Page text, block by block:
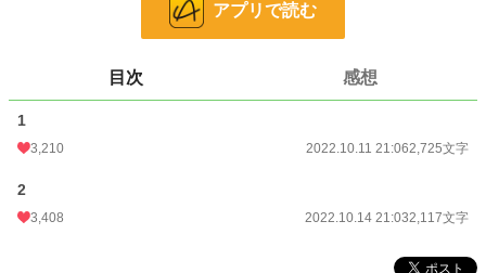
889 位 / 66,405 件
お気に入り
アプリで読む
目次 感想
1
3,210 2022.10.11 21:062,725文字
2
3,408 2022.10.14 21:032,117文字